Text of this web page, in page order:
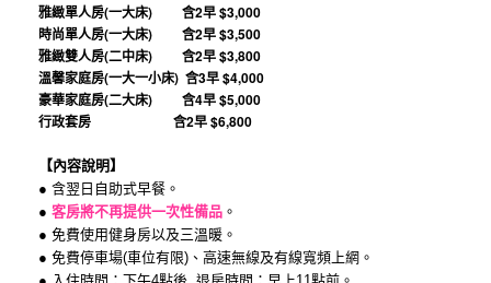
雅緻單人房(一大床) 含2早$3,000
時尚單人房(一大床) 含2早$3,500
雅緻雙人房(二中床) 含2早$3,800
溫馨家庭房(一大一小床) 含3早$4,000
豪華家庭房(二大床) 含4早$5,000
行政套房 含2早$6,800
【內容說明】
● 含翌日自助式早餐。
● 客房將不再提供一次性備品 。
● 免費使用健身房以及三溫暖。
● 免費停車場(車位有限)、高速無線及有線寬頻上網。